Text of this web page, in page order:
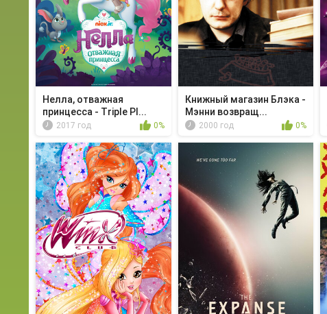
Нелла, отважная
принцесса - Triple Pl...
2017 год 0%
Книжный магазин Блэка -
Мэнни возвращ...
2000 год 0%